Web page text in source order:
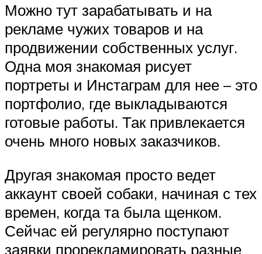
Можно тут зарабатывать и на
рекламе чужих товаров и на
продвижении собственных услуг.
Одна моя знакомая рисует
портреты и Инстаграм для нее – это
портфолио, где выкладываются
готовые работы. Так привлекается
очень много новых заказчиков.
Другая знакомая просто ведет
аккаунт своей собаки, начиная с тех
времен, когда та была щенком.
Сейчас ей регулярно поступают
заявки прорекламировать разные